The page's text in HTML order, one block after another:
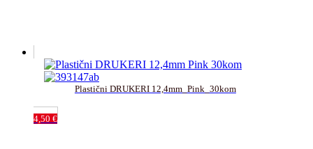
Plastični DRUKERI 12,4mm_Pink_30kom
4,50 €